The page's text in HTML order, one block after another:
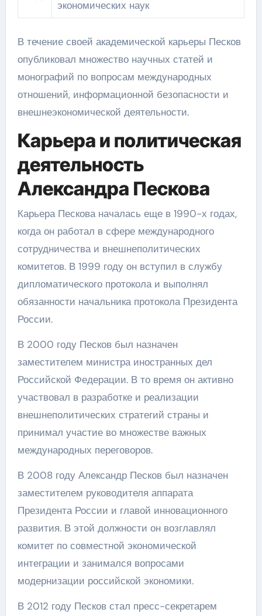
экономических наук
В течение своей академической карьеры Песков
опубликовал множество научных статей и
монографий по вопросам международных
отношений, информационной безопасности и
внешнеэкономической деятельности.
Карьера и политическая
деятельность
Александра Пескова
Карьера Пескова началась еще в 1990-х годах,
когда он работал в сфере международного
сотрудничества и внешнеполитических
комитетов. В 1999 году он вступил в службу
дипломатического протокола и выполнял
обязанности начальника протокола Президента
России.
В 2000 году Песков был назначен
заместителем министра иностранных дел
Российской Федерации. В то время он активно
участвовал в разработке и реализации
внешнеполитических стратегий страны и
принимал участие во множестве важных
международных переговоров.
В 2008 году Александр Песков был назначен
заместителем руководителя аппарата
Президента России и главой инновационного
развития. В этой должности он возглавлял
комитет по совместной экономической
интеграции и занимался вопросами
модернизации российской экономики.
В 2012 году Песков стал пресс-секретарем